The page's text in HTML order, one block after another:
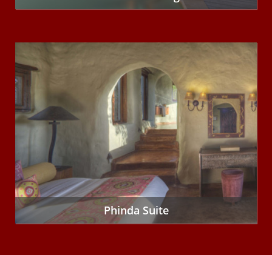
Phinda Suite